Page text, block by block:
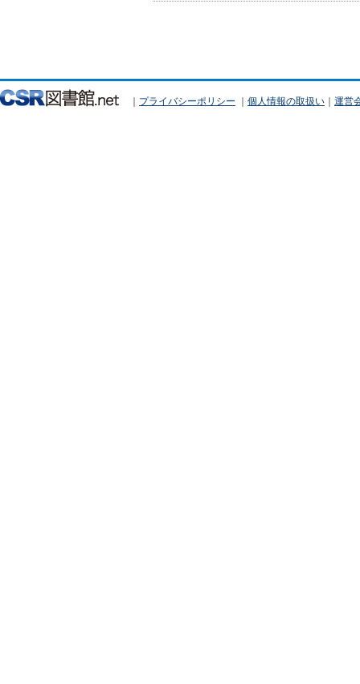
｜ プライバシーポリシー ｜ 個人情報の取扱い ｜ 運営